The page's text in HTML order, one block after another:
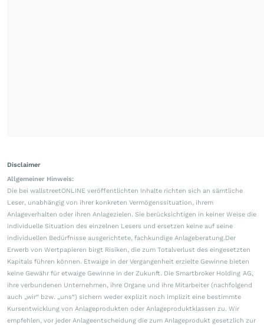
Disclaimer
Allgemeiner Hinweis:
Die bei wallstreetONLINE veröffentlichten Inhalte richten sich an sämtliche
Leser, unabhängig von ihrer konkreten Vermögenssituation, ihrem
Anlageverhalten oder ihren Anlagezielen. Sie berücksichtigen in keiner Weise die
individuelle Situation des einzelnen Lesers und ersetzen keine auf seine
individuellen Bedürfnisse ausgerichtete, fachkundige Anlageberatung.Der
Erwerb von Wertpapieren birgt Risiken, die zum Totalverlust des eingesetzten
Kapitals führen können. Etwaige in der Vergangenheit erzielte Gewinne bieten
keine Gewähr für etwaige Gewinne in der Zukunft. Die Smartbroker Holding AG,
ihre verbundenen Unternehmen, ihre Organe und ihre Mitarbeiter (nachfolgend
auch „wir“ bzw. „uns“) sichern weder explizit noch implizit eine bestimmte
Kursentwicklung von Anlageprodukten oder Anlageproduktklassen zu. Wir
empfehlen, vor jeder Anlageentscheidung die zum Anlageprodukt gesetzlich zur